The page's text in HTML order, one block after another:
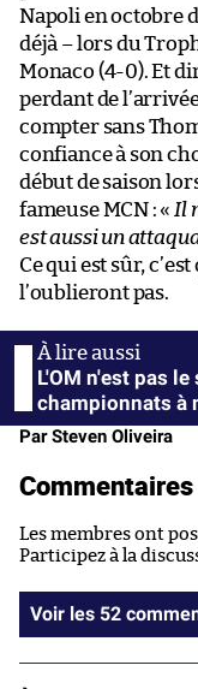
Napoli en octobre
déjà – lors du
Monaco (4-0). Et
perdant de
compter sans
confiance à son
début de saison
fameuse MCN : « Il
est aussi un
Ce qui est sûr,
l’oublieront pas.
L'OM n'est pas
championnats à
Par Steven Oliveira
Commentaires
Les membres ont
Participez à la
Voir les 52